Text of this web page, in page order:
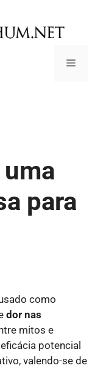
Menu
para
como
dor nas
mitos e
potencial
valendo-se de